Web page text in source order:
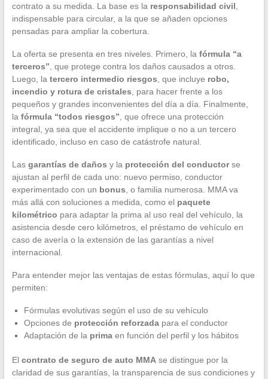
contrato a su medida. La base es la responsabilidad civil
indispensable para circular, a la que se añaden opciones
pensadas para ampliar la cobertura.
La oferta se presenta en tres niveles. Primero, la fórmula “a
terceros” , que protege contra los daños causados a otros.
Luego, la tercero intermedio riesgos , que incluye robo,
incendio y rotura de cristales , para hacer frente a los
pequeños y grandes inconvenientes del día a día. Finalmente,
la fórmula “todos riesgos” , que ofrece una protección
integral, ya sea que el accidente implique o no a un tercero
identificado, incluso en caso de catástrofe natural.
Las garantías de daños y la protección del conductorse
ajustan al perfil de cada uno: nuevo permiso, conductor
experimentado con un bonus , o familia numerosa. MMA va
más allá con soluciones a medida, como el paquete
kilométrico para adaptar la prima al uso real del vehículo, la
asistencia desde cero kilómetros, el préstamo de vehículo en
caso de avería o la extensión de las garantías a nivel
internacional.
Para entender mejor las ventajas de estas fórmulas, aquí lo que
permiten:
Fórmulas evolutivas según el uso de su vehículo
Opciones de protección reforzadapara el conductor
Adaptación de la primaen función del perfil y los hábitos
El contrato de seguro de auto MMAse distingue por la
claridad de sus garantías, la transparencia de sus condiciones y